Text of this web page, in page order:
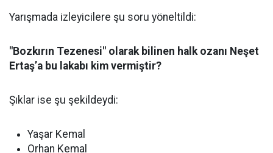
Yarışmada izleyicilere şu soru yöneltildi:
"Bozkırın Tezenesi" olarak bilinen halk ozanı Neşet
Ertaş’a bu lakabı kim vermiştir?
Şıklar ise şu şekildeydi:
Yaşar Kemal
Orhan Kemal